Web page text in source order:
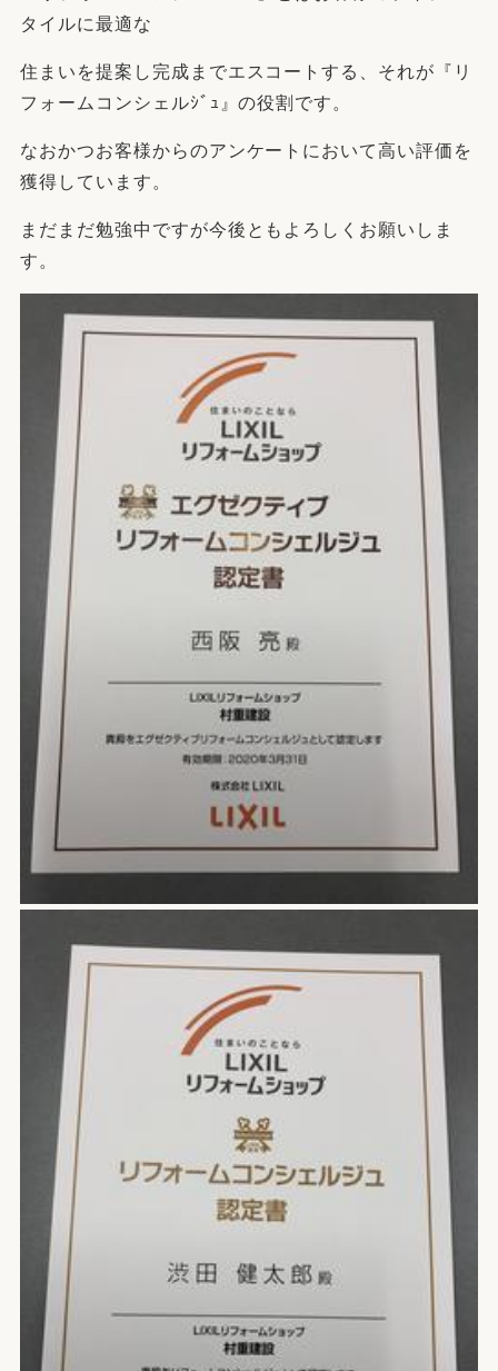
タイルに最適な
住まいを提案し完成までエスコートする、それが『リ
フォームコンシェルｼﾞｭ』の役割です。
なおかつお客様からのアンケートにおいて高い評価を
獲得しています。
まだまだ勉強中ですが今後ともよろしくお願いしま
す。